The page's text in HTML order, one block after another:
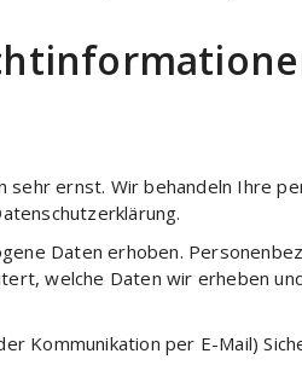
ernst. Wir behandeln Ihre
Daten erhoben.
welche Daten wir erheben
per E-Mail)